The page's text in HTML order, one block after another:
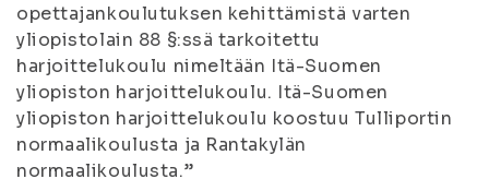
opettajankoulutuksen kehittämistä varten
yliopistolain 88 §:ssä tarkoitettu
harjoittelukoulu nimeltään Itä-Suomen
yliopiston harjoittelukoulu. Itä-Suomen
yliopiston harjoittelukoulu koostuu Tulliportin
normaalikoulusta ja Rantakylän
normaalikoulusta.”